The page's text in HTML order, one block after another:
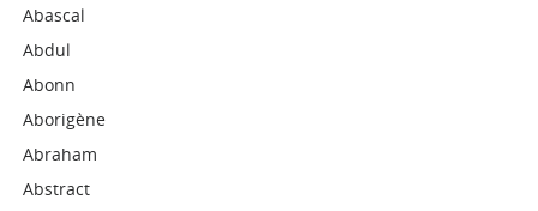
Abascal
Abdul
Abonn
Aborigène
Abraham
Abstract